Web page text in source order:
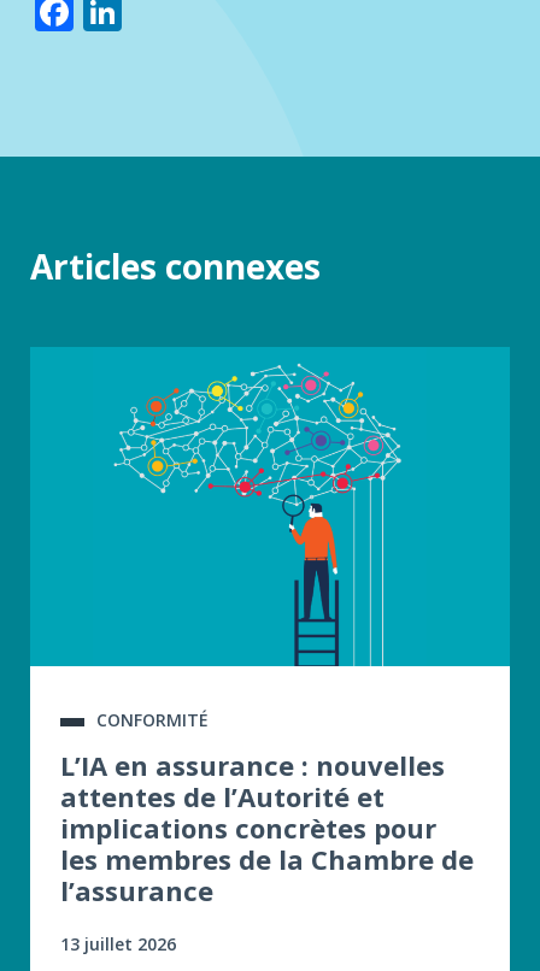
Facebook
Articles connexes
CONFORMITÉ
L’IA en assurance : nouvelles
attentes de l’Autorité et
implications concrètes pour
les membres de la Chambre de
l’assurance
13 juillet 2026